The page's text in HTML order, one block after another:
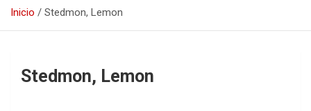
Inicio Stedmon, Lemon
Stedmon, Lemon